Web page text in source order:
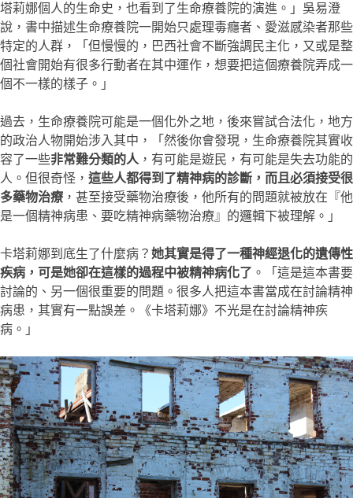
塔莉娜個人的生命史，也看到了生命療養院的演進。」吳易澄
說，書中描述生命療養院一開始只處理毒癮者、愛滋感染者那些
特定的人群，「但慢慢的，巴西社會不斷強調民主化，又或是整
個社會開始有很多行動者在其中運作，想要把這個療養院弄成一
個不一樣的樣子。」
過去，生命療養院可能是一個化外之地，後來嘗試合法化，地方
的政治人物開始涉入其中，「然後你會發現，生命療養院其實收
容了一些非常難分類的人 ，有可能是遊民，有可能是失去功能的
人。但很奇怪， 這些人都得到了精神病的診斷，而且必須接受很
多藥物治療 ，甚至接受藥物治療後，他所有的問題就被放在『他
是一個精神病患、要吃精神病藥物治療』的邏輯下被理解。」
卡塔莉娜到底生了什麼病？ 她其實是得了一種神經退化的遺傳性
疾病，可是她卻在這樣的過程中被精神病化了 。「這是這本書要
討論的、另一個很重要的問題。很多人把這本書當成在討論精神
病患，其實有一點誤差。《卡塔莉娜》不光是在討論精神疾
病。」